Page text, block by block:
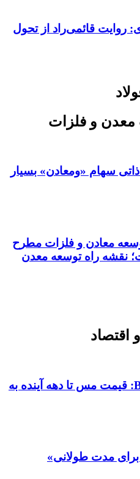
روایت قائمی‌راد از تحول
معدن و فلزات
سهام «ومعادن» بسیار
معادن و فلزات مطرح
نقشه راه توسعه معدن
اقتصاد
پیش‌بینی جدید موسسه BMI: قیمت مس تا دهه آینده به
مدت طولانی»